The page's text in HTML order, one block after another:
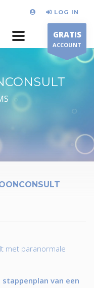
LOG IN
GRATIS
ACCOUNT
met paranormale
van een